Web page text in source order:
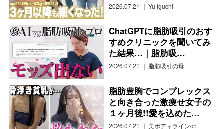
2026.07.21 Yu Iguchi
ChatGPTに脂肪吸引のおす
すめクリニックを聞いてみ
た結果…｜脂肪吸…
2026.07.21 脂肪吸引の母
脂肪豊胸でコンプレックス
と向き合った激痩せ女子の
１ヶ月後!!愛を込めた…
2026.07.21 美ボディラインch